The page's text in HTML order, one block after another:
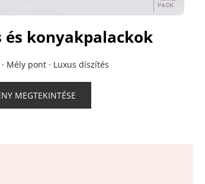
és konyakpalackok
Mély pont · Luxus díszítés
MEGTEKINTÉSE